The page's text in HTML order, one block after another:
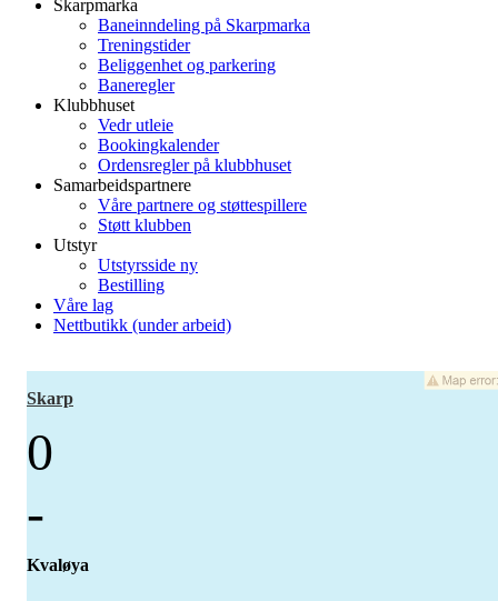
Skarpmarka
Baneinndeling på Skarpmarka
Treningstider
Beliggenhet og parkering
Baneregler
Klubbhuset
Vedr utleie
Bookingkalender
Ordensregler på klubbhuset
Samarbeidspartnere
Våre partnere og støttespillere
Støtt klubben
Utstyr
Utstyrsside ny
Bestilling
Våre lag
Nettbutikk (under arbeid)
Skarp
0
-
Kvaløya